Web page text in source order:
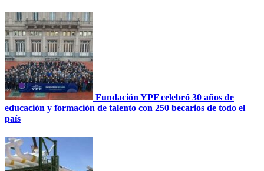
Fundación YPF celebró 30 años de
educación y formación de talento con 250 becarios de todo el
país